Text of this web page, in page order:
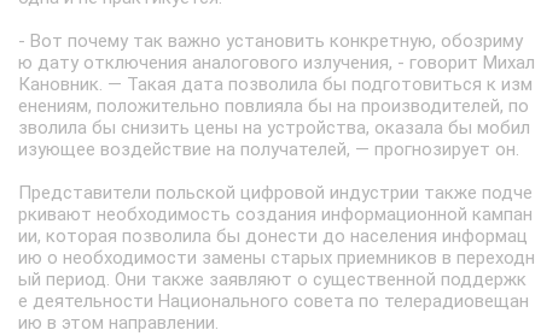
- Вот почему так важно установить конкретную, обозриму
ю дату отключения аналогового излучения, - говорит Михал
Кановник. — Такая дата позволила бы подготовиться к изм
енениям, положительно повлияла бы на производителей, по
зволила бы снизить цены на устройства, оказала бы мобил
изующее воздействие на получателей, — прогнозирует он.
Представители польской цифровой индустрии также подче
ркивают необходимость создания информационной кампан
ии, которая позволила бы донести до населения информац
ию о необходимости замены старых приемников в переходн
ый период. Они также заявляют о существенной поддержк
е деятельности Национального совета по телерадиовещан
ию в этом направлении.